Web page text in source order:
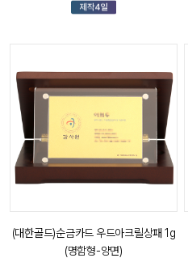
(대한골드)순금카드 우드아크릴상패 1g
(명함형-양면)